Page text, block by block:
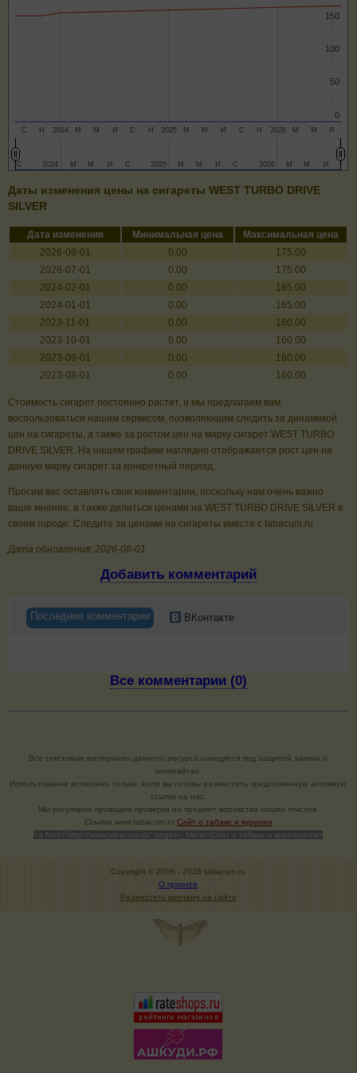
2024 2025 2026
С Н М М И С Н М М И С Н М М И
0
0
50
50
100
100
150
150
2024
2024 2025
2025 2026
2026
С
С М
М М
М ИИ С
С М
М М
М ИИ С
С М
М М
М ИИ
Даты изменения цены на сигареты WEST TURBO DRIVE
SILVER
Дата изменения Минимальная цена
Максимальная цена
2026-08-01
0.00
175.00
2026-07-01
0.00
175.00
2024-02-01
0.00
165.00
2024-01-01
0.00
165.00
2023-11-01
0.00
160.00
2023-10-01
0.00
160.00
2023-09-01
0.00
160.00
2023-08-01
0.00 160.00
Стоимость сигарет постоянно растет, и мы предлагаем вам
воспользоваться нашим сервисом, позволяющим следить за динамикой
цен на сигареты, а также за ростом цен на марку сигарет WEST TURBO
DRIVE SILVER. На нашем графике наглядно отображается рост цен на
данную марку сигарет за конкретный период.
Просим вас оставлять свои комментарии, поскольку нам очень важно
ваше мнение, а также делиться ценами на WEST TURBO DRIVE SILVER в
своем городе. Следите за ценами на сигареты вместе с tabacum.ru
Дата обновления: 2026-08-01
Добавить комментарий
Последние комментарии ВКонтакте
Все комментарии (0)
Все текстовые материалы данного ресурса находятся под защитой закона о
копирайтах.
Использование возможно только, если вы готовы разместить предложенную активную
ссылку на нас.
Мы регулярно проводим проверки на предмет воровства наших текстов.
Cсылка www.tabacum.ru Сайт о табаке и курении
<a href="http://www.tabacum.ru" target=_blank>Сайт о табаке и курении</a>
Copyright © 2006 - 2026 tabacum.ru
О проекте
Разместить рекламу на сайте